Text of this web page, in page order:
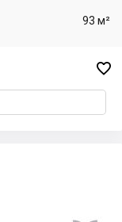
93 м²
